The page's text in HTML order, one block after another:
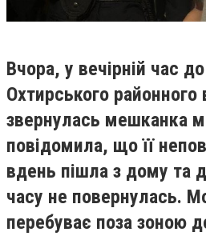
Вчора, у вечірній час
Охтирського районного
звернулась мешканка
повідомила, що її
вдень пішла з дому та
часу не повернулась.
перебуває поза зоною